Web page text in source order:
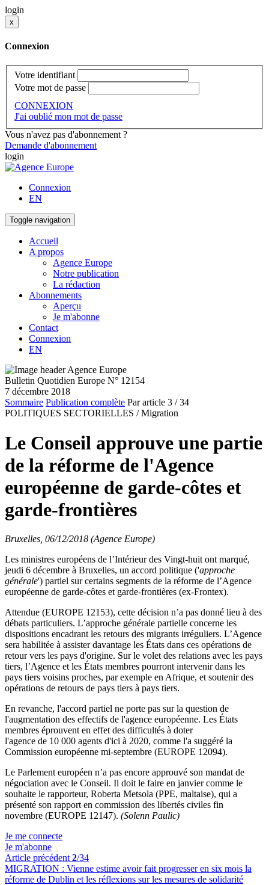
login
x
Connexion
Votre identifiant
Votre mot de passe
CONNEXION
J'ai oublié mon mot de passe
Vous n'avez pas d'abonnement ?
Demande d'abonnement
login
Connexion
EN
Toggle navigation
Accueil
A propos
Agence Europe
Notre publication
La rédaction
Abonnements
Aperçu
Je m'abonne
Contact
Connexion
EN
Bulletin Quotidien Europe N° 12154
7 décembre 2018
Sommaire Publication complète Par article 3 / 34
POLITIQUES SECTORIELLES / Migration
Le Conseil approuve une partie
de la réforme de l'Agence
européenne de garde-côtes et
garde-frontières
Bruxelles, 06/12/2018 (Agence Europe)
Les ministres européens de l’Intérieur des Vingt-huit ont marqué,
jeudi 6 décembre à Bruxelles, un accord politique ('approche
générale') partiel sur certains segments de la réforme de l’Agence
européenne de garde-côtes et garde-frontières (ex-Frontex).
Attendue (EUROPE 12153), cette décision n’a pas donné lieu à des
débats particuliers. L’approche générale partielle concerne les
dispositions encadrant les retours des migrants irréguliers. L’Agence
sera habilitée à assister davantage les États dans ces opérations de
retour vers les pays d'origine. Sur le volet des relations avec les pays
tiers, l’Agence et les États membres pourront intervenir dans les
pays tiers voisins proches, par exemple en Afrique, et soutenir des
opérations de retours de pays tiers à pays tiers.
En revanche, l'accord partiel ne porte pas sur la question de
l'augmentation des effectifs de l'agence européenne. Les États
membres éprouvent en effet des difficultés à doter
l'agence de 10 000 agents d'ici à 2020, comme l'a suggéré la
Commission européenne mi-septembre (EUROPE 12094).
Le Parlement européen n’a pas encore approuvé son mandat de
négociation avec le Conseil. Il doit le faire en janvier comme le
souhaite le rapporteur, Roberta Metsola (PPE, maltaise), qui a
présenté son rapport en commission des libertés civiles fin
novembre (EUROPE 12147). (Solenn Paulic)
Je me connecte
Je m'abonne
Article précédent 2/34
MIGRATION : Vienne estime avoir fait progresser en six mois la
réforme de Dublin et les réflexions sur les mesures de solidarité